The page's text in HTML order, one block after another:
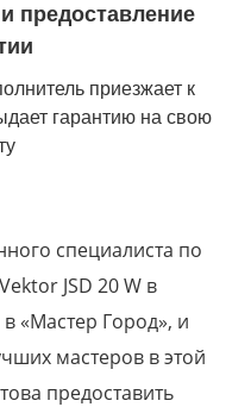
предоставление
приезжает к
гарантию на свою
специалиста по
JSD 20 W в
«Мастер Город», и
мастеров в этой
предоставить